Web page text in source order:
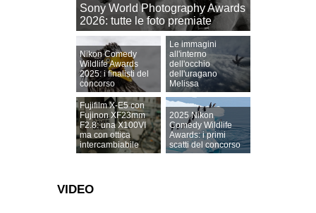
Sony World Photography Awards
2026: tutte le foto premiate
Nikon Comedy
Wildlife Awards
2025: i finalisti del
concorso
Le immagini
all'interno
dell'occhio
dell'uragano
Melissa
Fujifilm X-E5 con
Fujinon XF23mm
F2.8: una X100VI
ma con ottica
intercambiabile
2025 Nikon
Comedy Wildlife
Awards: i primi
scatti del concorso
VIDEO